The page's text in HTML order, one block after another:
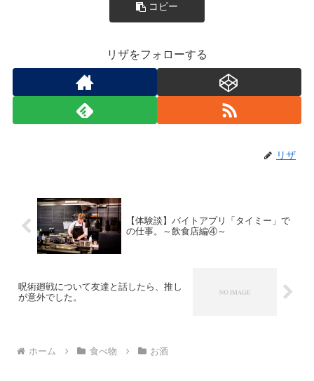
コピー
リザをフォローする
リザ
【体験談】バイトアプリ「タイミー」で
の仕事。～飲食店編④～
呪術廻戦について友達と話したら、推し
が意外でした。
ホーム 食べ物 お酒